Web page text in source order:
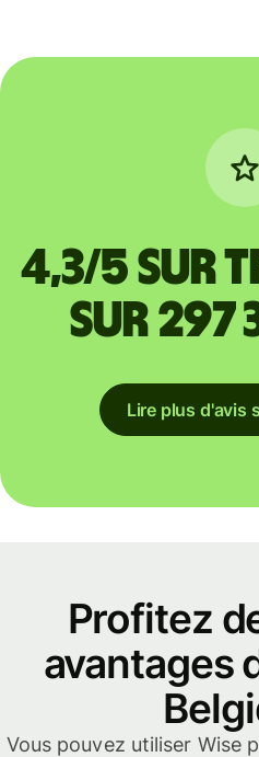
4,3/5 sur
sur 297
Lire plus d'avis
Profitez
avantages
Vous pouvez utiliser Wise